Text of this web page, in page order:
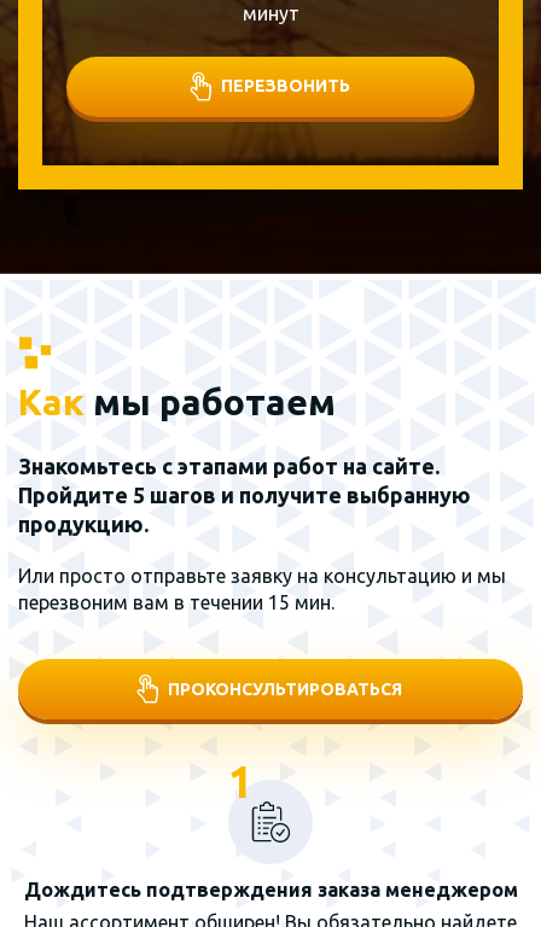
минут
ПЕРЕЗВОНИТЬ
Как мы работаем
Знакомьтесь с этапами работ на сайте.
Пройдите 5 шагов и получите выбранную
продукцию.
Или просто отправьте заявку на консультацию и мы
перезвоним вам в течении 15 мин.
ПРОКОНСУЛЬТИРОВАТЬСЯ
1
Дождитесь подтверждения заказа менеджером
Наш ассортимент обширен! Вы обязательно найдете